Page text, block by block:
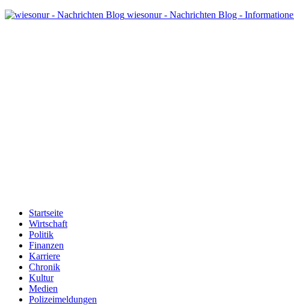
wiesonur - Nachrichten Blog -
Startseite
Wirtschaft
Politik
Finanzen
Karriere
Chronik
Kultur
Medien
Polizeimeldungen